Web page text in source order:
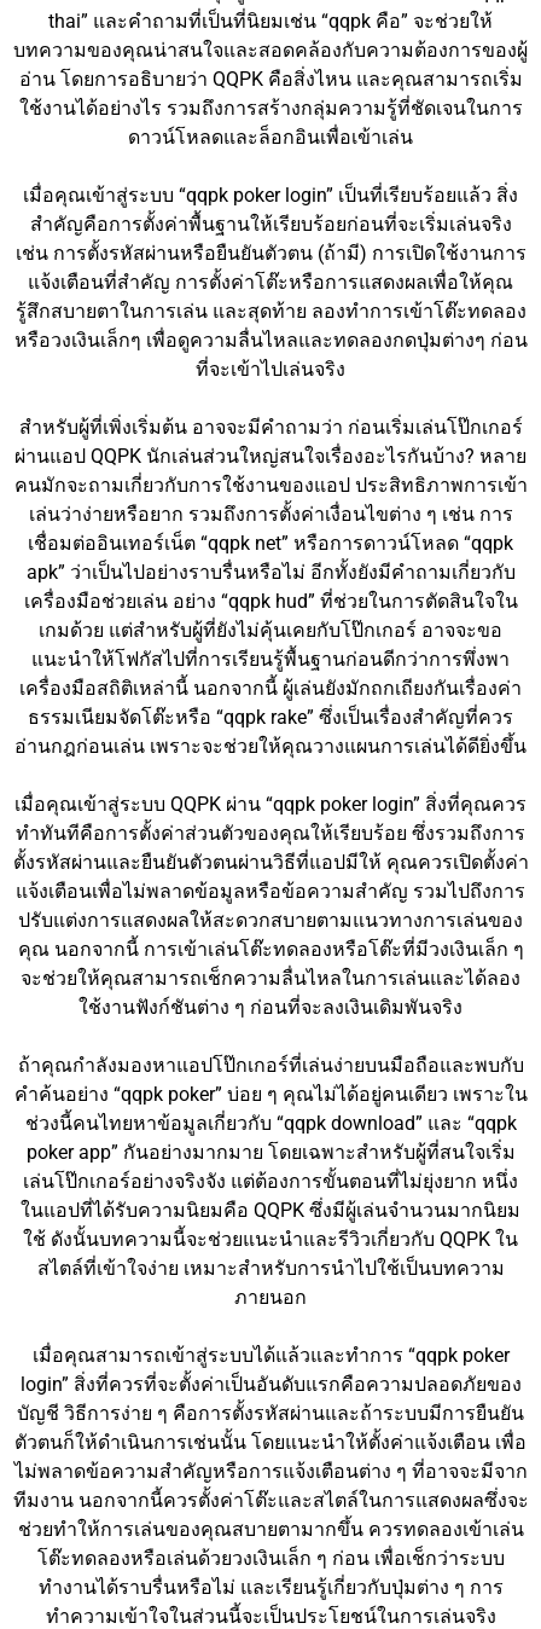
thai” และคำถามที่เป็นที่นิยมเช่น “qqpk คือ” จะช่วยให้
บทความของคุณน่าสนใจและสอดคล้องกับความต้องการของผู้
อ่าน โดยการอธิบายว่า QQPK คือสิ่งไหน และคุณสามารถเริ่ม
ใช้งานได้อย่างไร รวมถึงการสร้างกลุ่มความรู้ที่ชัดเจนในการ
ดาวน์โหลดและล็อกอินเพื่อเข้าเล่น
เมื่อคุณเข้าสู่ระบบ “qqpk poker login” เป็นที่เรียบร้อยแล้ว สิ่ง
สำคัญคือการตั้งค่าพื้นฐานให้เรียบร้อยก่อนที่จะเริ่มเล่นจริง
เช่น การตั้งรหัสผ่านหรือยืนยันตัวตน (ถ้ามี) การเปิดใช้งานการ
แจ้งเตือนที่สำคัญ การตั้งค่าโต๊ะหรือการแสดงผลเพื่อให้คุณ
รู้สึกสบายตาในการเล่น และสุดท้าย ลองทำการเข้าโต๊ะทดลอง
หรือวงเงินเล็กๆ เพื่อดูความลื่นไหลและทดลองกดปุ่มต่างๆ ก่อน
ที่จะเข้าไปเล่นจริง
สำหรับผู้ที่เพิ่งเริ่มต้น อาจจะมีคำถามว่า ก่อนเริ่มเล่นโป๊กเกอร์
ผ่านแอป QQPK นักเล่นส่วนใหญ่สนใจเรื่องอะไรกันบ้าง? หลาย
คนมักจะถามเกี่ยวกับการใช้งานของแอป ประสิทธิภาพการเข้า
เล่นว่าง่ายหรือยาก รวมถึงการตั้งค่าเงื่อนไขต่าง ๆ เช่น การ
เชื่อมต่ออินเทอร์เน็ต “qqpk net” หรือการดาวน์โหลด “qqpk
apk” ว่าเป็นไปอย่างราบรื่นหรือไม่ อีกทั้งยังมีคำถามเกี่ยวกับ
เครื่องมือช่วยเล่น อย่าง “qqpk hud” ที่ช่วยในการตัดสินใจใน
เกมด้วย แต่สำหรับผู้ที่ยังไม่คุ้นเคยกับโป๊กเกอร์ อาจจะขอ
แนะนำให้โฟกัสไปที่การเรียนรู้พื้นฐานก่อนดีกว่าการพึ่งพา
เครื่องมือสถิติเหล่านี้ นอกจากนี้ ผู้เล่นยังมักถกเถียงกันเรื่องค่า
ธรรมเนียมจัดโต๊ะหรือ “qqpk rake” ซึ่งเป็นเรื่องสำคัญที่ควร
อ่านกฎก่อนเล่น เพราะจะช่วยให้คุณวางแผนการเล่นได้ดียิ่งขึ้น
เมื่อคุณเข้าสู่ระบบ QQPK ผ่าน “qqpk poker login” สิ่งที่คุณควร
ทำทันทีคือการตั้งค่าส่วนตัวของคุณให้เรียบร้อย ซึ่งรวมถึงการ
ตั้งรหัสผ่านและยืนยันตัวตนผ่านวิธีที่แอปมีให้ คุณควรเปิดตั้งค่า
แจ้งเตือนเพื่อไม่พลาดข้อมูลหรือข้อความสำคัญ รวมไปถึงการ
ปรับแต่งการแสดงผลให้สะดวกสบายตามแนวทางการเล่นของ
คุณ นอกจากนี้ การเข้าเล่นโต๊ะทดลองหรือโต๊ะที่มีวงเงินเล็ก ๆ
จะช่วยให้คุณสามารถเช็กความลื่นไหลในการเล่นและได้ลอง
ใช้งานฟังก์ชันต่าง ๆ ก่อนที่จะลงเงินเดิมพันจริง
ถ้าคุณกำลังมองหาแอปโป๊กเกอร์ที่เล่นง่ายบนมือถือและพบกับ
คำค้นอย่าง “qqpk poker” บ่อย ๆ คุณไม่ได้อยู่คนเดียว เพราะใน
ช่วงนี้คนไทยหาข้อมูลเกี่ยวกับ “qqpk download” และ “qqpk
poker app” กันอย่างมากมาย โดยเฉพาะสำหรับผู้ที่สนใจเริ่ม
เล่นโป๊กเกอร์อย่างจริงจัง แต่ต้องการขั้นตอนที่ไม่ยุ่งยาก หนึ่ง
ในแอปที่ได้รับความนิยมคือ QQPK ซึ่งมีผู้เล่นจำนวนมากนิยม
ใช้ ดังนั้นบทความนี้จะช่วยแนะนำและรีวิวเกี่ยวกับ QQPK ใน
สไตล์ที่เข้าใจง่าย เหมาะสำหรับการนำไปใช้เป็นบทความ
ภายนอก
เมื่อคุณสามารถเข้าสู่ระบบได้แล้วและทำการ “qqpk poker
login” สิ่งที่ควรที่จะตั้งค่าเป็นอันดับแรกคือความปลอดภัยของ
บัญชี วิธีการง่าย ๆ คือการตั้งรหัสผ่านและถ้าระบบมีการยืนยัน
ตัวตนก็ให้ดำเนินการเช่นนั้น โดยแนะนำให้ตั้งค่าแจ้งเตือน เพื่อ
ไม่พลาดข้อความสำคัญหรือการแจ้งเตือนต่าง ๆ ที่อาจจะมีจาก
ทีมงาน นอกจากนี้ควรตั้งค่าโต๊ะและสไตล์ในการแสดงผลซึ่งจะ
ช่วยทำให้การเล่นของคุณสบายตามากขึ้น ควรทดลองเข้าเล่น
โต๊ะทดลองหรือเล่นด้วยวงเงินเล็ก ๆ ก่อน เพื่อเช็กว่าระบบ
ทำงานได้ราบรื่นหรือไม่ และเรียนรู้เกี่ยวกับปุ่มต่าง ๆ การ
ทำความเข้าใจในส่วนนี้จะเป็นประโยชน์ในการเล่นจริง